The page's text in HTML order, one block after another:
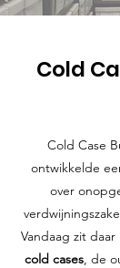
Cold
Cold Case
ontwikkelde
over
Vandaag zit
cold cases, de